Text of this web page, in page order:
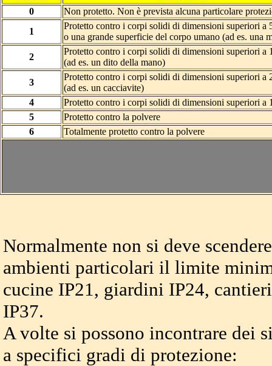
0
Non protetto. Non è prevista alcuna particolare
1
Protetto contro i corpi solidi di dimensioni superiori a
o una grande superficie del corpo umano (ad es. una
2
Protetto contro i corpi solidi di dimensioni superiori a
(ad es. un dito della mano)
3
Protetto contro i corpi solidi di dimensioni superiori a
(ad es. un cacciavite)
4
Protetto contro i corpi solidi di dimensioni superiori a
5
Protetto contro la polvere
6
Totalmente protetto contro la polvere
Normalmente non si deve
ambienti particolari il limite
cucine IP21, giardini IP24,
IP37.
A volte si possono incontrare dei
a specifici gradi di protezione: